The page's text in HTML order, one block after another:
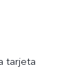
tarjeta